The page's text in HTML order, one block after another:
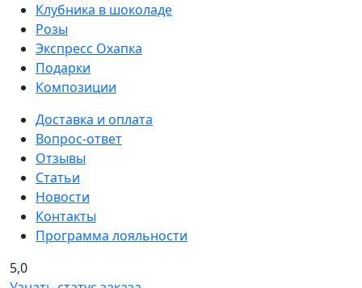
Клубника в шоколаде
Розы
Экспресс Охапка
Подарки
Композиции
Доставка и оплата
Вопрос-ответ
Отзывы
Статьи
Новости
Контакты
Программа лояльности
5,0